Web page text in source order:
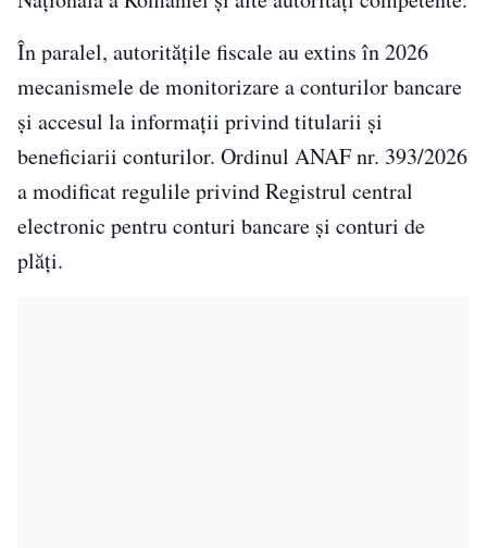
În paralel, autoritățile fiscale au extins în 2026
mecanismele de monitorizare a conturilor bancare
și accesul la informații privind titularii și
beneficiarii conturilor. Ordinul ANAF nr. 393/2026
a modificat regulile privind Registrul central
electronic pentru conturi bancare și conturi de
plăți.